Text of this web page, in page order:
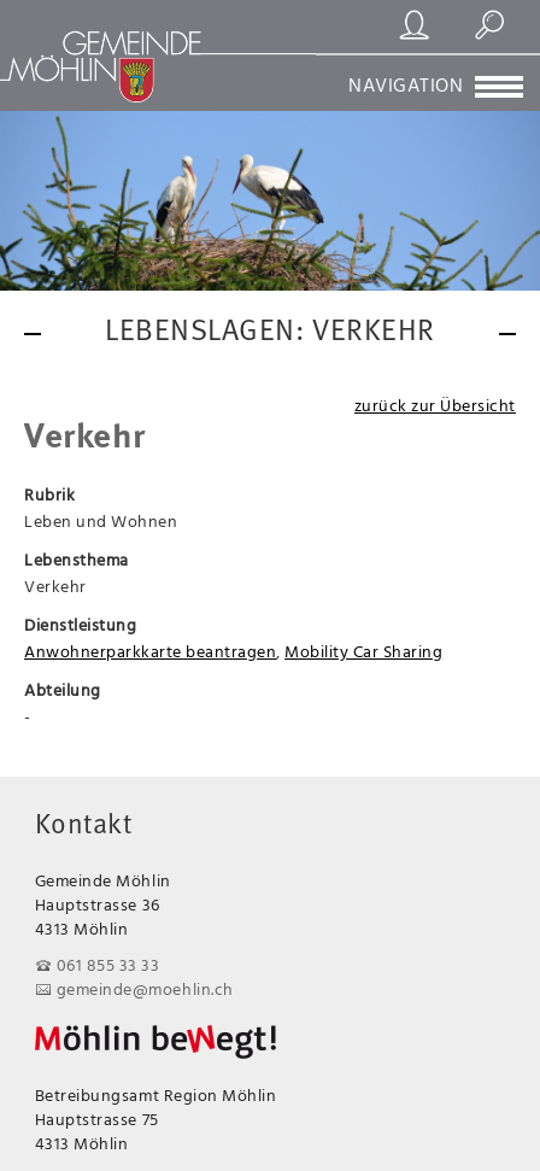
Registrierung/Login
Suchen
NAVIGATION
LEBENSLAGEN: VERKEHR
zurück zur Übersicht
Verkehr
Rubrik
Leben und Wohnen
Lebensthema
Verkehr
Dienstleistung
Anwohnerparkkarte beantragen, Mobility Car Sharing
Abteilung
-
Kontakt
Gemeinde Möhlin
Hauptstrasse 36
4313 Möhlin
061 855 33 33
gemeinde@moehlin.ch
Betreibungsamt Region Möhlin
Hauptstrasse 75
4313 Möhlin